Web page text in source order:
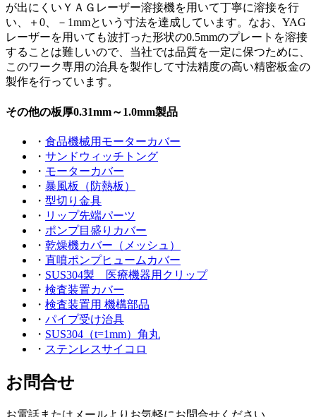
が出にくいＹＡＧレーザー溶接機を用いて丁寧に溶接を行
い、＋0、－1mmという寸法を達成しています。なお、YAG
レーザーを用いても波打った形状の0.5mmのプレートを溶接
することは難しいので、当社では品質を一定に保つために、
このワーク専用の治具を製作して寸法精度の高い精密板金の
製作を行っています。
その他の板厚0.31mm～1.0mm製品
・ 食品機械用モーターカバー
・ サンドウィッチトング
・ モーターカバー
・ 暴風板（防熱板）
・ 型切り金具
・ リップ先端パーツ
・ ポンプ目盛りカバー
・ 乾燥機カバー（メッシュ）
・ 直噴ポンプヒュームカバー
・ SUS304製 医療機器用クリップ
・ 検査装置カバー
・ 検査装置用 機構部品
・ パイプ受け治具
・ SUS304（t=1mm）角丸
・ ステンレスサイコロ
お問合せ
お電話またはメールよりお気軽にお問合せください。